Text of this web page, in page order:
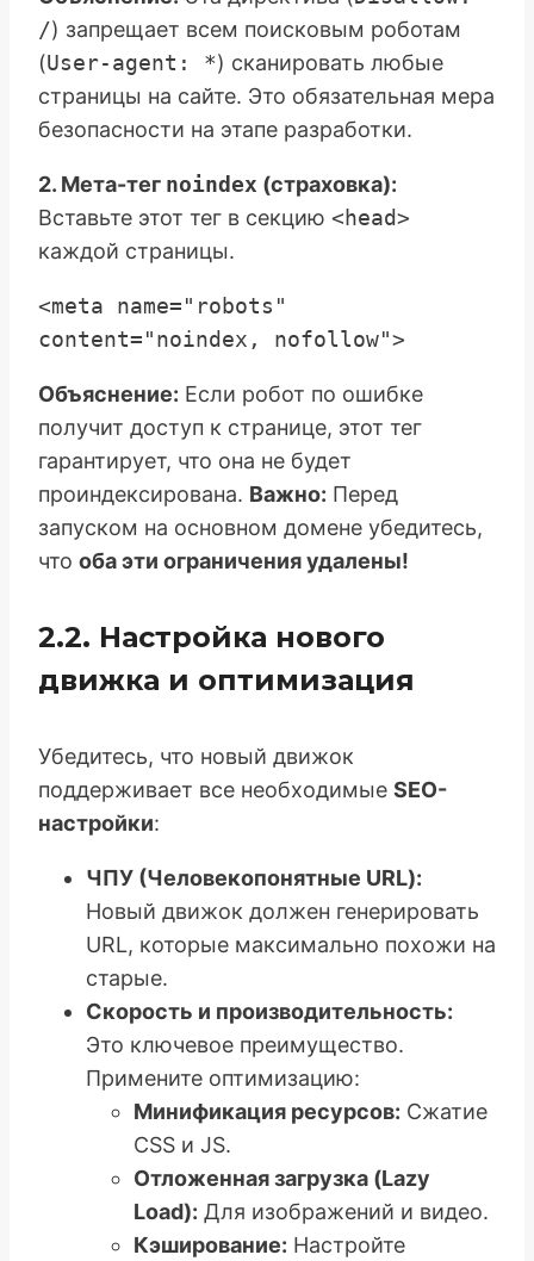
/) запрещает всем поисковым роботам
(User-agent: *) сканировать любые
страницы на сайте. Это обязательная мера
безопасности на этапе разработки.
2. Мета-тег noindex (страховка):
Вставьте этот тег в секцию <head>
каждой страницы.
<meta name="robots"
Объяснение: Если робот по ошибке
получит доступ к странице, этот тег
гарантирует, что она не будет
проиндексирована. Важно: Перед
запуском на основном домене убедитесь,
что оба эти ограничения удалены!
2.2. Настройка нового
движка и оптимизация
Убедитесь, что новый движок
поддерживает все необходимые SEO-
настройки:
ЧПУ (Человекопонятные URL):
Новый движок должен генерировать
URL, которые максимально похожи на
старые.
Скорость и производительность:
Это ключевое преимущество.
Примените оптимизацию:
Минификация ресурсов: Сжатие
CSS и JS.
Отложенная загрузка (Lazy
Load): Для изображений и видео.
Кэширование: Настройте